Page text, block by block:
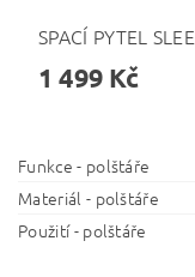
SPACÍ PYTEL
1 499 Kč
Funkce - polštáře
Materiál - polštáře
Použití - polštáře